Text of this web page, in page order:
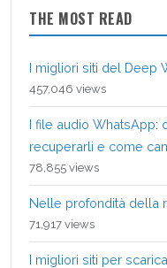
THE MOST READ
I migliori siti del Deep
457,046 views
I file audio WhatsApp:
recuperarli e come
78,855 views
Nelle profondità della
71,917 views
I migliori siti per